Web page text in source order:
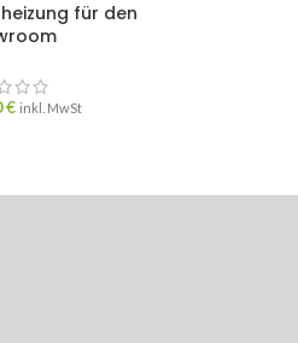
für den
€ inkl. MwSt